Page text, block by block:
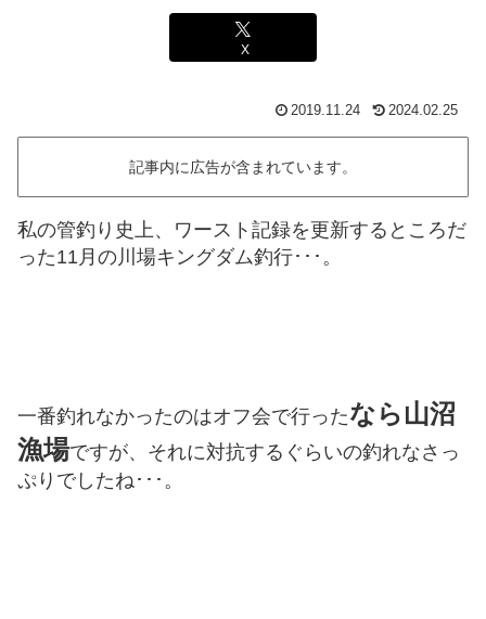
X
2019.11.24 2024.02.25
記事内に広告が含まれています。
私の管釣り史上、ワースト記録を更新するところだ
った11月の川場キングダム釣行･･･。
一番釣れなかったのはオフ会で行ったなら山沼
漁場ですが、それに対抗するぐらいの釣れなさっ
ぷりでしたね･･･。